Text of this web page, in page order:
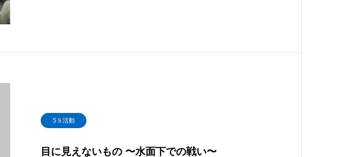
5Ｓ活動
目に見えないもの 〜水面下での戦い〜